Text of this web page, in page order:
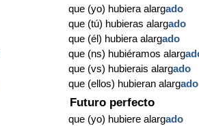
que (yo) hubiera alargado
que (tú) hubieras alargado
que (él) hubiera alargado
que (ns) hubiéramos alarg
que (vs) hubierais alargado
que (ellos) hubieran alargado
Futuro perfecto
que (yo) hubiere alargado